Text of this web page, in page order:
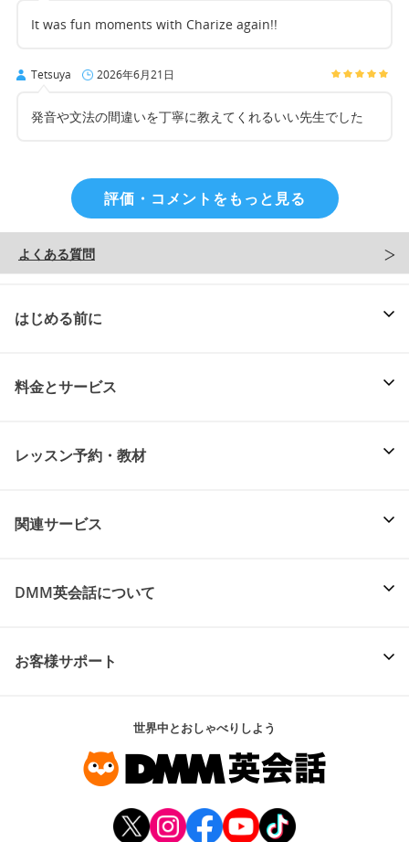
It was fun moments with Charize again!!
Tetsuya 2026年6月21日
発音や文法の間違いを丁寧に教えてくれるいい先生でした
評価・コメントをもっと見る
よくある質問
はじめる前に
料金とサービス
レッスン予約・教材
関連サービス
DMM英会話について
お客様サポート
世界中とおしゃべりしよう